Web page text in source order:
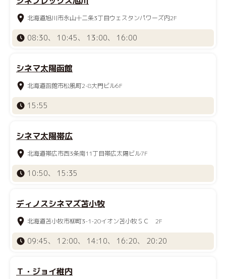
北海道旭川市永山十二条3丁目ウェスタンパワーズ内2F
08:30、 10:45、 13:00、 16:00
シネマ太陽函館
北海道函館市松風町2-8大門ビル6F
15:55
シネマ太陽帯広
北海道帯広市西3条南11丁目帯広太陽ビル7F
10:50、 15:35
ディノスシネマズ苫小牧
北海道苫小牧市柳町3-1-20イオン苫小牧ＳＣ 2F
09:45、 12:00、 14:10、 16:20、 20:20
Ｔ・ジョイ稚内